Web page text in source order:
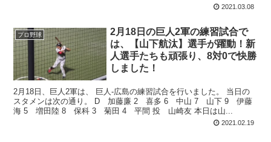
2021.03.08
プロ野球
2月18日の巨人2軍の練習試合で
は、【山下航汰】選手が躍動！新
人選手たちも頑張り、8対0で快勝
しました！
2月18日、巨人2軍は、 巨人‐広島の練習試合を行いました。 当日の
スタメンは次の通り。 D 加藤廉 2 喜多 6 中山 7 山下 9 伊藤
海 5 増田陸 8 保科 3 菊田 4 平間 投 山崎友 本日は山...
2021.02.19